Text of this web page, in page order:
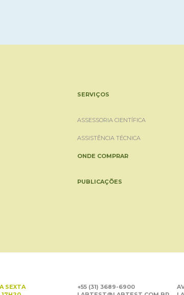
SERVIÇOS
ASSESSORIA CIENTÍFICA
ASSISTÊNCIA TÉCNICA
ONDE COMPRAR
PUBLICAÇÕES
SEXTA
+55 (31) 3689-6900